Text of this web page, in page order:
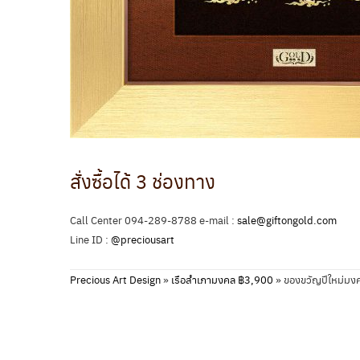
สั่งซื้อได้ 3 ช่องทาง
Call Center 094-289-8788 e-mail : sale@giftongold.com
Line ID : @preciousart
Precious Art Design» เรือสำเภามงคล ฿3,900 »ของขวัญปีใหม่มง